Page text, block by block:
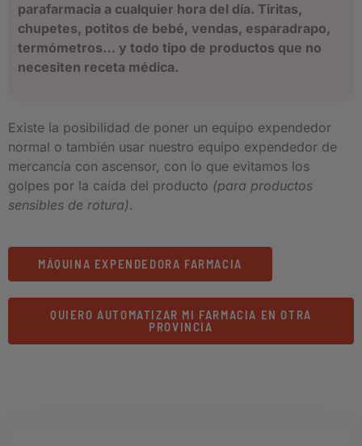
parafarmacia a cualquier hora del día. Tiritas,
chupetes, potitos de bebé, vendas, esparadrapo,
termómetros… y todo tipo de productos que no
necesiten receta médica.
Existe la posibilidad de poner un equipo expendedor
normal o también usar nuestro equipo expendedor de
mercancía con ascensor, con lo que evitamos los
golpes por la caída del producto (para productos
sensibles de rotura).
MÁQUINA EXPENDEDORA FARMACIA
QUIERO AUTOMATIZAR MI FARMACIA EN OTRA
PROVINCIA